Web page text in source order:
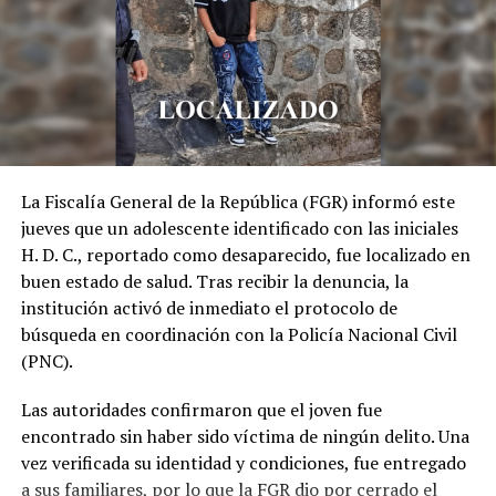
La Fiscalía General de la República (FGR) informó este
jueves que un adolescente identificado con las iniciales
H. D. C., reportado como desaparecido, fue localizado en
buen estado de salud. Tras recibir la denuncia, la
institución activó de inmediato el protocolo de
búsqueda en coordinación con la Policía Nacional Civil
(PNC).
Las autoridades confirmaron que el joven fue
encontrado sin haber sido víctima de ningún delito. Una
vez verificada su identidad y condiciones, fue entregado
a sus familiares, por lo que la FGR dio por cerrado el